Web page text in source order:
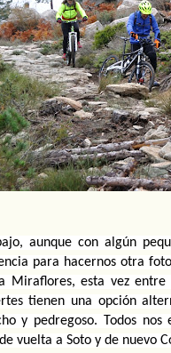
aunque con algún
para hacernos otra
Miraflores, esta vez
tienen una opción
y pedregoso. Todos
vuelta a Soto y de nuevo